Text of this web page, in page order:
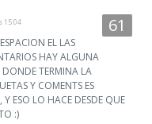
15:04
EL LAS
HAY ALGUNA
DONDE TERMINA LA
Y COMENTS ES
ESO LO HACE DESDE QUE
:)